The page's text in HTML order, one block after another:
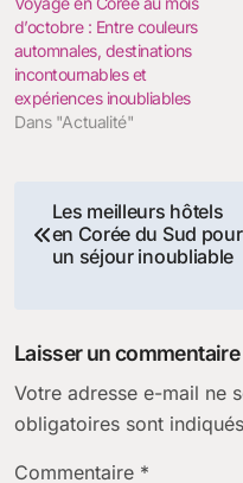
d’octobre : Entre couleurs
automnales, destinations
incontournables et
expériences inoubliables
Dans "Actualité"
Navigation
de
Les meilleurs hôtels
en Corée du Sud pour
un séjour inoubliable
Laisser un commentaire
Votre adresse e-mail ne
obligatoires sont
Commentaire *